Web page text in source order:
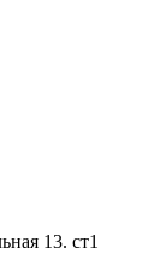
13. ст1